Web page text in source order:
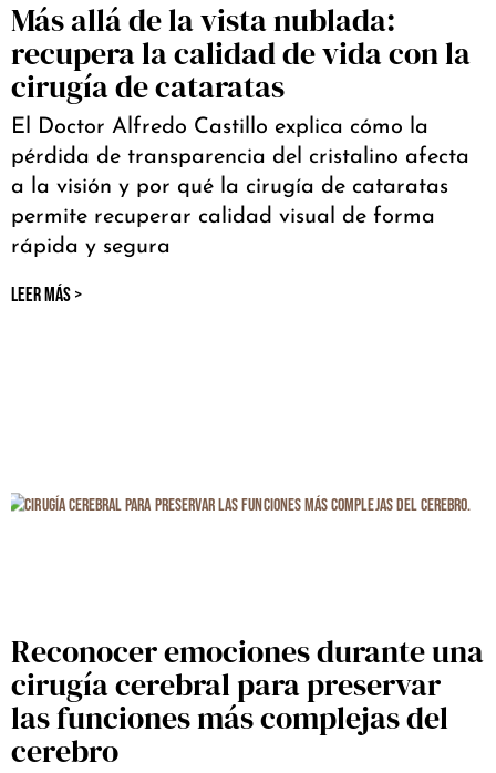
Más allá de la vista nublada:
recupera la calidad de vida con la
cirugía de cataratas
El Doctor Alfredo Castillo explica cómo la
pérdida de transparencia del cristalino afecta
a la visión y por qué la cirugía de cataratas
permite recuperar calidad visual de forma
rápida y segura
LEER MÁS >
Reconocer emociones durante una
cirugía cerebral para preservar
las funciones más complejas del
cerebro